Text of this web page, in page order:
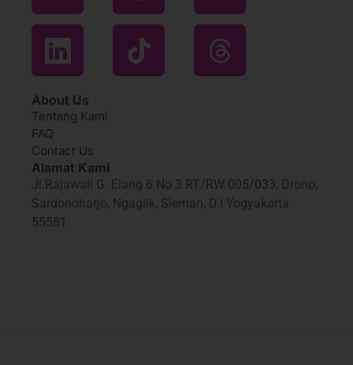
About Us
Tentang Kami
FAQ
Contact Us
Alamat Kami
Jl.Rajawali G. Elang 6 No 3 RT/RW 005/033, Drono,
Sardonoharjo, Ngaglik, Sleman, D.I Yogyakarta
55581